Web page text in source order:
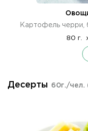
Картофель черри,
80 г.
Десерты 60г./чел.